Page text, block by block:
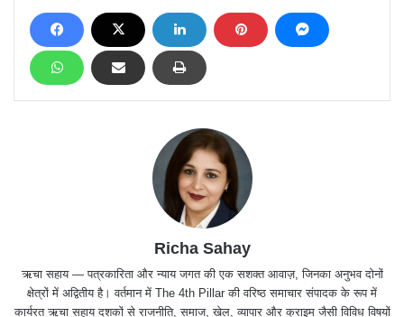
Richa Sahay
ऋचा सहाय — पत्रकारिता और न्याय जगत की एक सशक्त आवाज़, जिनका अनुभव दोनों
क्षेत्रों में अद्वितीय है। वर्तमान में The 4th Pillar की वरिष्ठ समाचार संपादक के रूप में
कार्यरत ऋचा सहाय दशकों से राजनीति, समाज, खेल, व्यापार और क्राइम जैसी विविध विषयों